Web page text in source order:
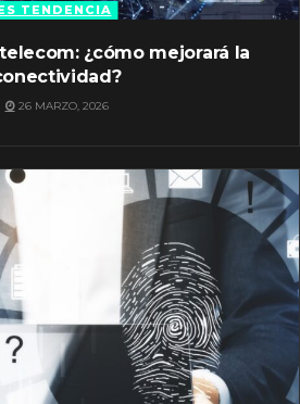
TENDENCIA
¿cómo mejorará la
26 MARZO, 2026